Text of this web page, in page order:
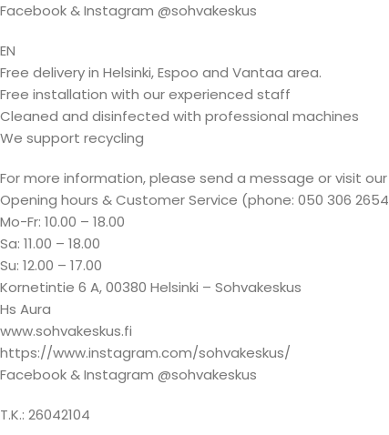
Facebook & Instagram @sohvakeskus
EN
Free delivery in Helsinki, Espoo and Vantaa area.
Free installation with our experienced staff
Cleaned and disinfected with professional machines
We support recycling
For more information, please send a message or visit
Opening hours & Customer Service (phone: 050 306
Mo-Fr: 10.00 – 18.00
Sa: 11.00 – 18.00
Su: 12.00 – 17.00
Kornetintie 6 A, 00380 Helsinki – Sohvakeskus
Hs Aura
www.sohvakeskus.fi
https://www.instagram.com/sohvakeskus/
Facebook & Instagram @sohvakeskus
T.K.: 26042104